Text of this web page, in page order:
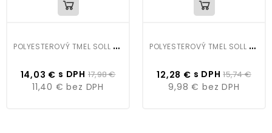
P
OLYESTEROVÝ TMEL SOLL ALU 1,8KG
14,03 € s DPH 17,98 €
11,40 € bez DPH
P
OLYESTEROVÝ TMEL SOLL FIBER 1,5KG
12,28 € s DPH 15,74 €
9,98 € bez DPH